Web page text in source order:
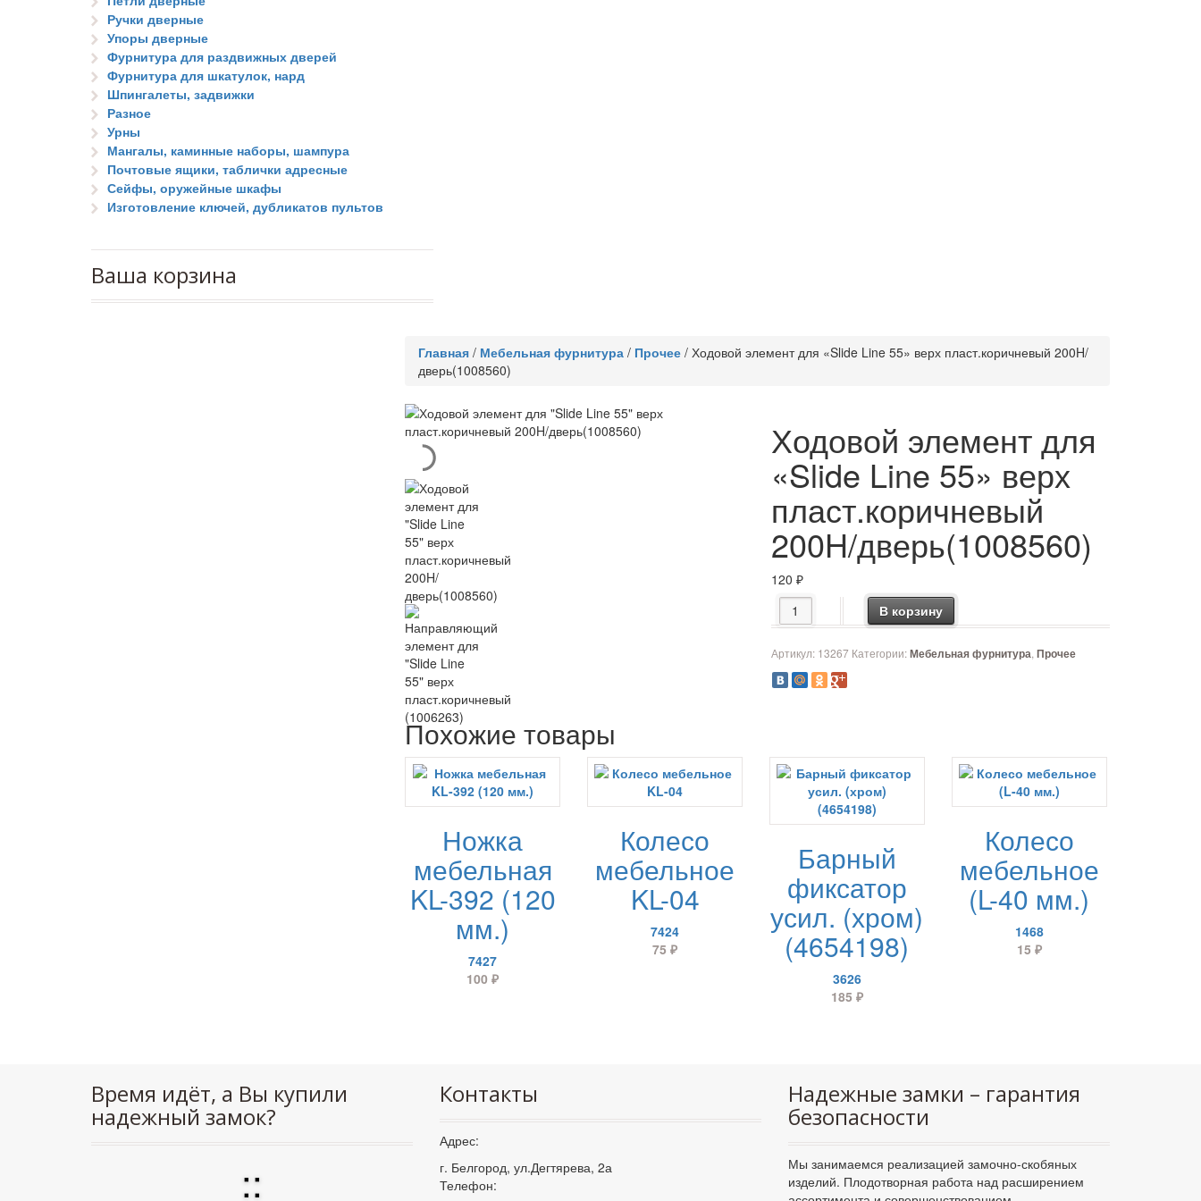
Ручки дверные
Упоры дверные
Фурнитура для раздвижных дверей
Фурнитура для шкатулок, нард
Шпингалеты, задвижки
Разное
Урны
Мангалы, каминные наборы, шампура
Почтовые ящики, таблички адресные
Сейфы, оружейные шкафы
Изготовление ключей, дубликатов пультов
Ваша корзина
Главная / Мебельная фурнитура / Прочее / Ходовой элемент для «Slide Line 55» верх пласт.коричневый 200H/
дверь(1008560)
Ходовой элемент для
«Slide Line 55» верх
пласт.коричневый
200H/дверь(1008560)
120₽
Количество товара Ходовой элемент для "Slide Line 55" верх
В корзину
Артикул: 13267 Категории:Мебельная фурнитура,Прочее
Похожие товары
Ножка
мебельная
KL-392 (120
мм.)
7427
100₽
Колесо
мебельное
KL-04
7424
75 ₽
Барный
фиксатор
усил. (хром)
(4654198)
3626
185 ₽
Колесо
мебельное
(L-40 мм.)
1468
15 ₽
Время идёт, а Вы купили
надежный замок?
::
Контакты
Адрес:
г. Белгород, ул.Дегтярева, 2а
Телефон:
Надежные замки – гарантия
безопасности
Мы занимаемся реализацией замочно-скобяных
изделий. Плодотворная работа над расширением